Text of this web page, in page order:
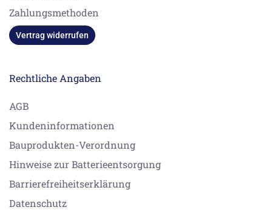
Zahlungsmethoden
Vertrag widerrufen
Rechtliche Angaben
AGB
Kundeninformationen
Bauprodukten-Verordnung
Hinweise zur Batterieentsorgung
Barrierefreiheitserklärung
Datenschutz